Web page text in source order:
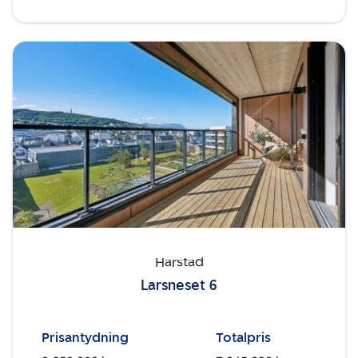
Harstad
Larsneset 6
Prisantydning
Totalpris